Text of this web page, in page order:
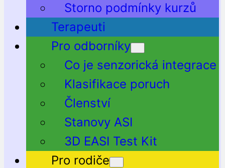
Storno podmínky kurzů
Terapeuti
Pro odborníky
Co je senzorická integrace
Klasifikace poruch
Členství
Stanovy ASI
3D EASI Test Kit
Pro rodiče